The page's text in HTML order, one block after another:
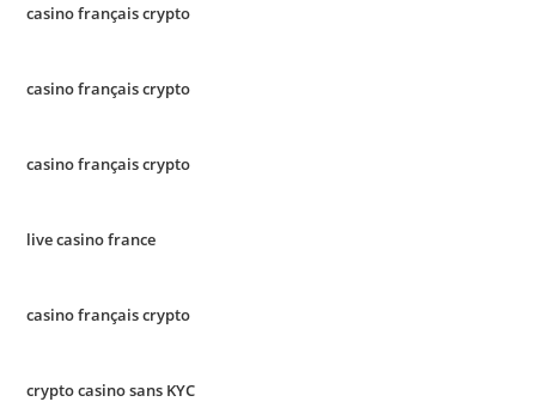
casino français crypto
casino français crypto
casino français crypto
live casino france
casino français crypto
crypto casino sans KYC